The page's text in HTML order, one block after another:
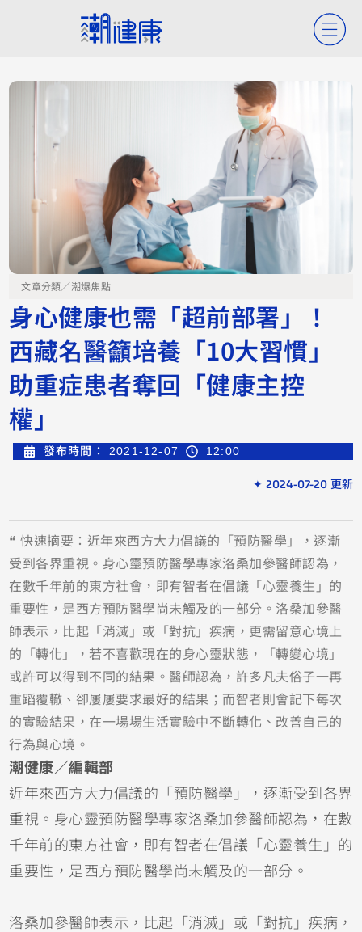
文章分類／潮爆焦點
身心健康也需「超前部署」！
西藏名醫籲培養「10大習慣」
助重症患者奪回「健康主控
權」
發布時間： 2021-12-07 12:00
✦ 2024-07-20 更新
❝ 快速摘要：近年來西方大力倡議的「預防醫學」，逐漸
受到各界重視。身心靈預防醫學專家洛桑加參醫師認為，
在數千年前的東方社會，即有智者在倡議「心靈養生」的
重要性，是西方預防醫學尚未觸及的一部分。洛桑加參醫
師表示，比起「消滅」或「對抗」疾病，更需留意心境上
的「轉化」，若不喜歡現在的身心靈狀態，「轉變心境」
或許可以得到不同的結果。醫師認為，許多凡夫俗子一再
重蹈覆轍、卻屢屢要求最好的結果；而智者則會記下每次
的實驗結果，在一場場生活實驗中不斷轉化、改善自己的
行為與心境。
潮健康／編輯部
近年來西方大力倡議的「預防醫學」，逐漸受到各界
重視。身心靈預防醫學專家洛桑加參醫師認為，在數
千年前的東方社會，即有智者在倡議「心靈養生」的
重要性，是西方預防醫學尚未觸及的一部分。
洛桑加參醫師表示，比起「消滅」或「對抗」疾病，